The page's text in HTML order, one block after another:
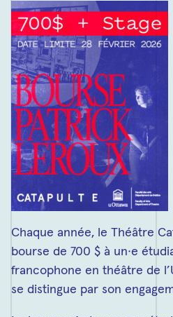
Chaque année, le Théâtre
bourse de 700 $ à un·e
francophone en théâtre de
se distingue par son